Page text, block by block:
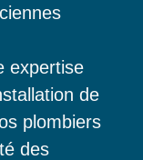
expertise
de
plombiers
des